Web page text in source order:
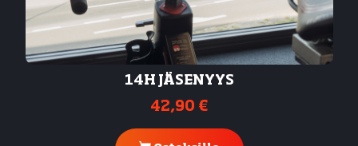
14H JÄSENYYS
42,90 €